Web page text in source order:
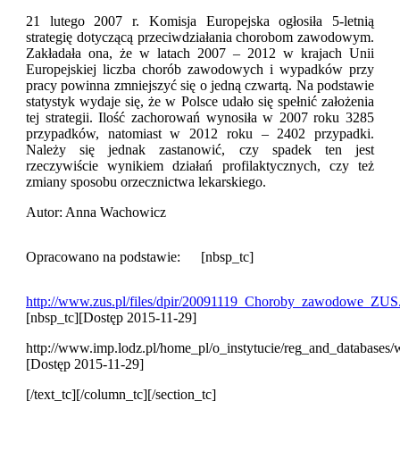
21 lutego 2007 r. Komisja Europejska ogłosiła 5-letnią
strategię dotyczącą przeciwdziałania chorobom zawodowym.
Zakładała ona, że w latach 2007 – 2012 w krajach Unii
Europejskiej liczba chorób zawodowych i wypadków przy
pracy powinna zmniejszyć się o jedną czwartą. Na podstawie
statystyk wydaje się, że w Polsce udało się spełnić założenia
tej strategii. Ilość zachorowań wynosiła w 2007 roku 3285
przypadków, natomiast w 2012 roku – 2402 przypadki.
Należy się jednak zastanowić, czy spadek ten jest
rzeczywiście wynikiem działań profilaktycznych, czy też
zmiany sposobu orzecznictwa lekarskiego.
Autor: Anna Wachowicz
Opracowano na podstawie: [nbsp_tc]
http://www.zus.pl/files/dpir/
[nbsp_tc][Dostęp 2015-11-29]
http://www.imp.lodz.pl/home_pl/o_instytucie/
[Dostęp 2015-11-29]
[/text_tc][/column_tc][/section_tc]